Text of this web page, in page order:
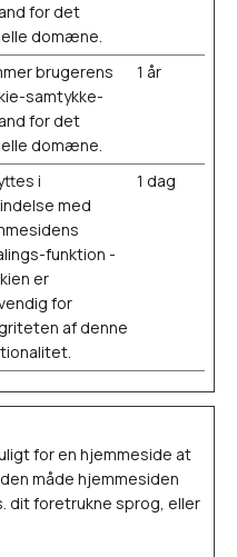
for det
domæne.
brugerens
samtykke-
for det
domæne.
1 år
i
med
funktion -
er
for
af denne
1 dag
for en hjemmeside at
måde hjemmesiden
dit foretrukne sprog, eller